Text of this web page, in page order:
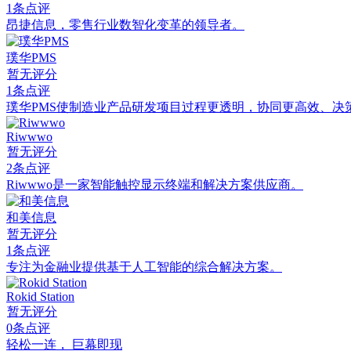
1条点评
昂捷信息，零售行业数智化变革的领导者。
璞华PMS
暂无评分
1条点评
璞华PMS使制造业产品研发项目过程更透明，协同更高效、决
Riwwwo
暂无评分
2条点评
Riwwwo是一家智能触控显示终端和解决方案供应商。
和美信息
暂无评分
1条点评
专注为金融业提供基于人工智能的综合解决方案。
Rokid Station
暂无评分
0条点评
轻松一连， 巨幕即现